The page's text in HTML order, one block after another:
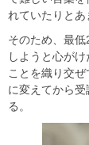
れていたりとあ
そのため、最低
しようと心が
ことを織り交
に変えてから
る。